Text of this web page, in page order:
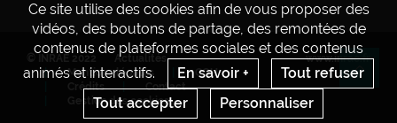
Ce site utilise des cookies afin de vous proposer des
vidéos, des boutons de partage, des remontées de
contenus de plateformes sociales et des contenus
animés et interactifs.
En savoir +
Tout refuser
Tout accepter
Personnaliser
Actualités
Mentions légales
CGU
Crédits
Contact
Gestion des cookies
www.inrae.fr